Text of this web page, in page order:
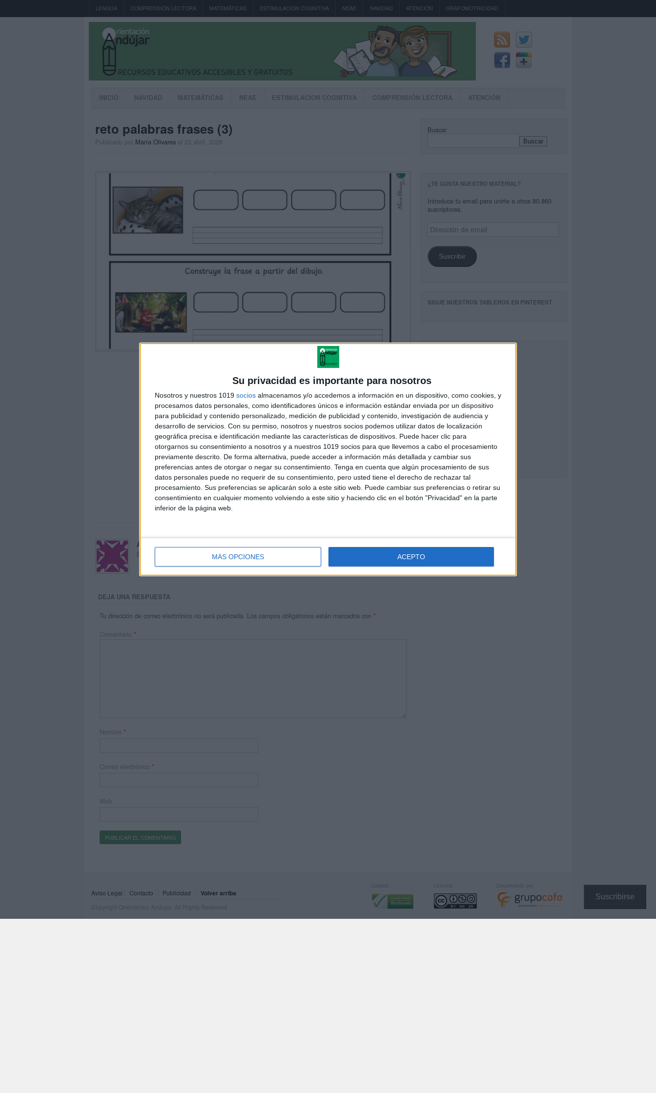
Su privacidad es importante para nosotros
Nosotros y nuestros 1019 socios almacenamos y/o accedemos a información en un dispositivo, como cookies, y
procesamos datos personales, como identificadores únicos e información estándar enviada por un dispositivo
para publicidad y contenido personalizado, medición de publicidad y contenido, investigación de audiencia y
desarrollo de servicios. Con su permiso, nosotros y nuestros socios podemos utilizar datos de localización
geográfica precisa e identificación mediante las características de dispositivos. Puede hacer clic para
otorgarnos su consentimiento a nosotros y a nuestros 1019 socios para que llevemos a cabo el procesamiento
previamente descrito. De forma alternativa, puede acceder a información más detallada y cambiar sus
preferencias antes de otorgar o negar su consentimiento. Tenga en cuenta que algún procesamiento de sus
datos personales puede no requerir de su consentimiento, pero usted tiene el derecho de rechazar tal
procesamiento. Sus preferencias se aplicarán solo a este sitio web. Puede cambiar sus preferencias o retirar su
consentimiento en cualquier momento volviendo a este sitio y haciendo clic en el botón "Privacidad" en la parte
inferior de la página web.
MÁS OPCIONES ACEPTO
Suscribirse
LENGUA COMPRENSIÓN LECTORA MATEMÁTICAS ESTIMULACION COGNITIVA NEAE NAVIDAD ATENCIÓN GRAFOMOTRICIDAD
INICIO NAVIDAD MATEMÁTICAS NEAE ESTIMULACION COGNITIVA COMPRENSIÓN LECTORA ATENCIÓN
reto palabras frases (3)
Publicado por María Olivares el 23 abril, 2026
Acerca de María Olivares
El autor no ha proporcionado ninguna información.
DEJA UNA RESPUESTA
Tu dirección de correo electrónico no será publicada. Los campos obligatorios están marcados con *
Comentario *
Nombre *
Correo electrónico *
Web
Buscar
Buscar
¿TE GUSTA NUESTRO MATERIAL?
Introduce tu email para unirte a otros 80.860
suscriptores.
Dirección
de
Suscribir
SIGUE NUESTROS TABLEROS EN PINTEREST
Aviso Legal Contacto Publicidad Volver arriba